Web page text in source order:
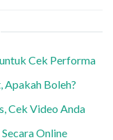
Cek Performa
Apakah Boleh?
Cek Video Anda
Online